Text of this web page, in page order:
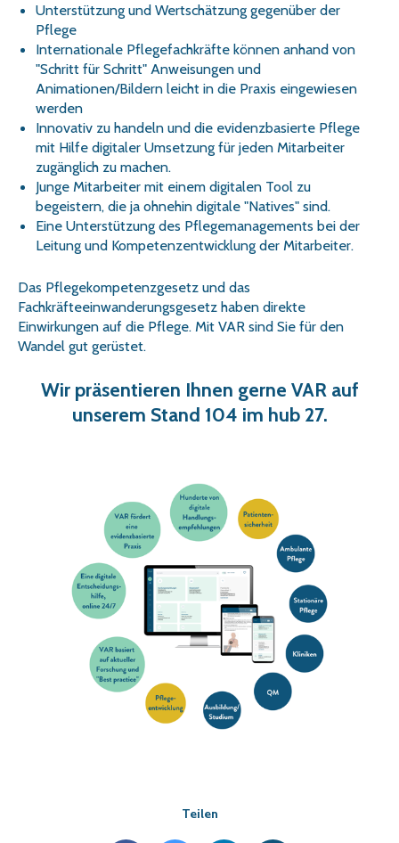
Unterstützung und Wertschätzung gegenüber der
Pflege
Internationale Pflegefachkräfte können anhand von
"Schritt für Schritt" Anweisungen und
Animationen/Bildern leicht in die Praxis eingewiesen
werden
Innovativ zu handeln und die evidenzbasierte Pflege
mit Hilfe digitaler Umsetzung für jeden Mitarbeiter
zugänglich zu machen.
Junge Mitarbeiter mit einem digitalen Tool zu
begeistern, die ja ohnehin digitale "Natives" sind.
Eine Unterstützung des Pflegemanagements bei der
Leitung und Kompetenzentwicklung der Mitarbeiter.
Das Pflegekompetenzgesetz und das
Fachkräfteeinwanderungsgesetz haben direkte
Einwirkungen auf die Pflege. Mit VAR sind Sie für den
Wandel gut gerüstet.
Wir präsentieren Ihnen gerne VAR auf
unserem Stand 104 im hub 27.
Teilen